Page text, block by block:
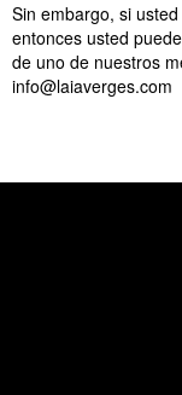
Sin embargo, si
entonces usted
de uno de nuestros
info@laiaverges.com